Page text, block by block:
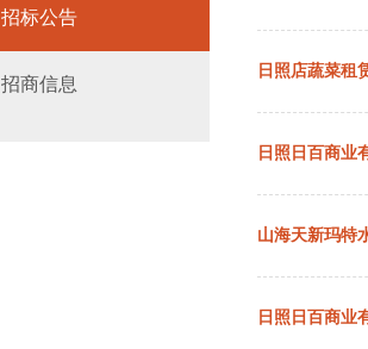
招标公告
招商信息
日照店蔬菜租
日照日百商业
山海天新玛特
日照日百商业